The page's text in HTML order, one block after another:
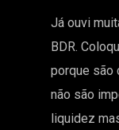
Já ouvi
BDR.
porque são
não são
liquidez